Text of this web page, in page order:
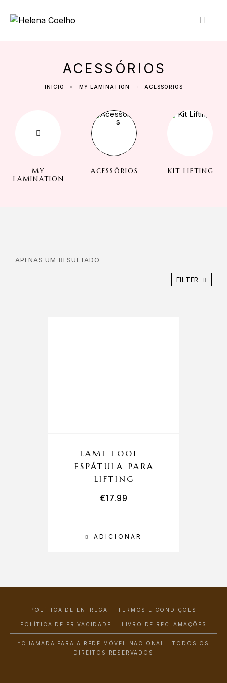
ACESSÓRIOS
INÍCIO MY LAMINATION ACESSÓRIOS
MY
LAMINATION
ACESSÓRIOS KIT LIFTING
APENAS UM RESULTADO
FILTER
ADICIONAR
LAMI TOOL –
ESPÁTULA PARA
LIFTING
€17.99
POLÍTICA DE ENTREGA TERMOS E CONDIÇÕES
POLÍTICA DE PRIVACIDADE LIVRO DE RECLAMAÇÕES
*CHAMADA PARA A REDE MÓVEL NACIONAL | TODOS OS
DIREITOS RESERVADOS